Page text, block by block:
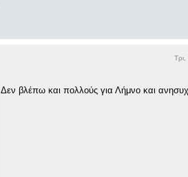
Δεν βλέπω και πολλούς για Λήμνο και